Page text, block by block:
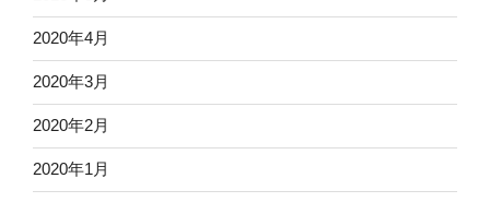
2020年4月
2020年3月
2020年2月
2020年1月